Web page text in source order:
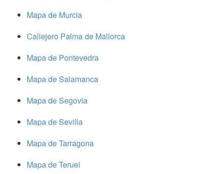
Mapa de Murcia
Callejero Palma de Mallorca
Mapa de Pontevedra
Mapa de Salamanca
Mapa de Segovia
Mapa de Sevilla
Mapa de Tarragona
Mapa de Teruel